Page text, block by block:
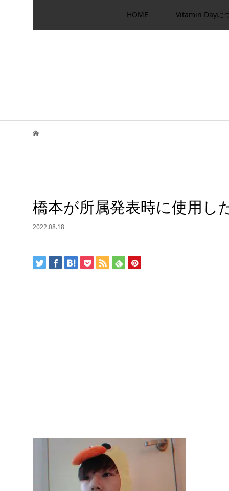
HOME Vitamin Dayに
橋本が所属発表時に使用し
2022.08.18